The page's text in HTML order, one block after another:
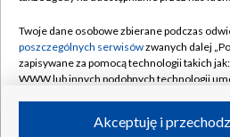
Rada Programowa
System NOS
Informacje o nadawcy
Program dla prasy
Kontakt
Kanały
Twoje dane osobowe zbierane podczas
poszczególnych serwisówzwanych dalej
zapisywane za pomocą technologii takich
WWW lub innych podobnych technologii
ruchu w Internecie.Akceptuję i